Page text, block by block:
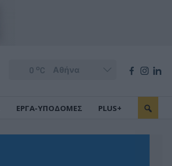
0 oC
ΕΡΓΑ-ΥΠΟΔΟΜΕΣ PLUS+